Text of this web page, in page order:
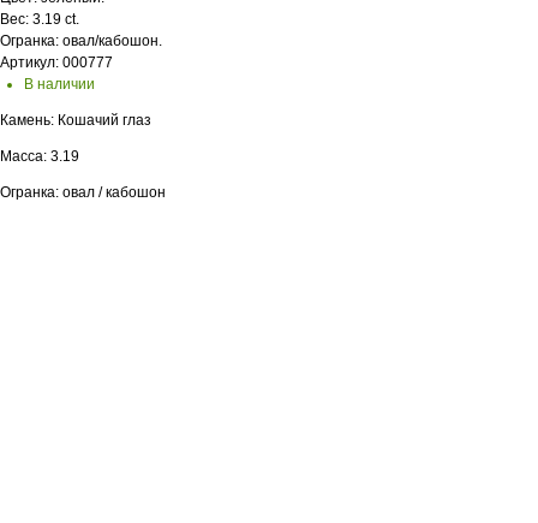
Вес: 3.19 ct.
Огранка: овал/кабошон.
Артикул: 000777
В наличии
Камень: Кошачий глаз
Масса: 3.19
Огранка: овал / кабошон